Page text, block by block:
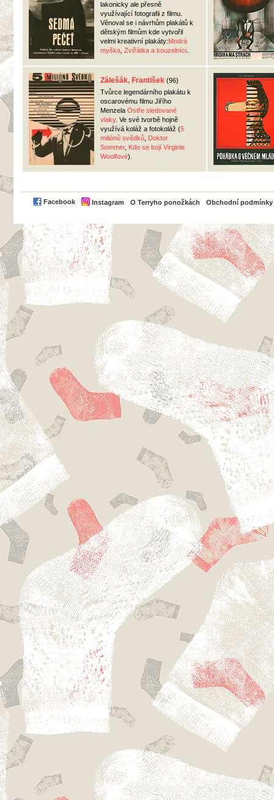
lakonicky ale přesně
využívající fotografii z filmu.
Věnoval se i návrhům plakátů k
dětským filmům kde vytvořil
velmi kreativní plakáty:Modrá
myška Zvířátka a kouzelníci
Zálešák, František (96)
Tvůrce legendárního plakátu k
oscarovému filmu Jiřího
Menzela Ostře sledované
vlaky. Ve své tvorbě hojně
využívá koláž a fotokoláž (5
miliónů svědků Doktor
Sommer, Kdo se bojí Virginie
Woolfové).
Facebook Instagram O Terryho ponožkách Obchodní podmínky
PayPal